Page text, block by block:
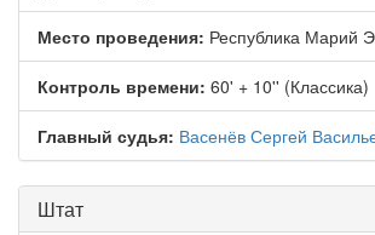
Место проведения: Республика Марий
Контроль времени: 60' + 10'' (Классика)
Главный судья: Васенёв Сергей
Штат